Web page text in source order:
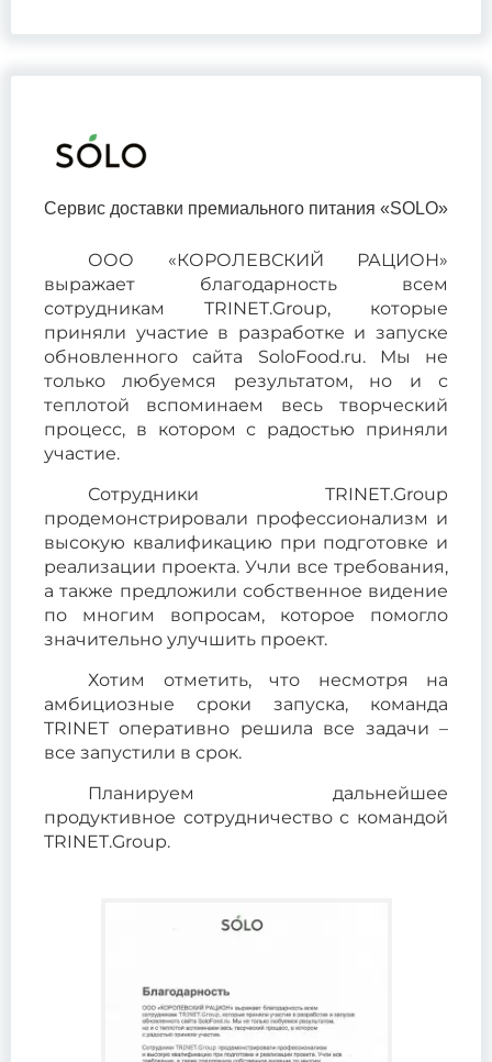
Сервис доставки премиального питания «SOLO»
ООО «КОРОЛЕВСКИЙ РАЦИОН»
выражает благодарность всем
сотрудникам TRINET.Group, которые
приняли участие в разработке и запуске
обновленного сайта SoloFood.ru. Мы не
только любуемся результатом, но и с
теплотой вспоминаем весь творческий
процесс, в котором с радостью приняли
участие.
Сотрудники TRINET.Group
продемонстрировали профессионализм и
высокую квалификацию при подготовке и
реализации проекта. Учли все требования,
а также предложили собственное видение
по многим вопросам, которое помогло
значительно улучшить проект.
Хотим отметить, что несмотря на
амбициозные сроки запуска, команда
TRINET оперативно решила все задачи –
все запустили в срок.
Планируем дальнейшее
продуктивное сотрудничество с командой
TRINET.Group.